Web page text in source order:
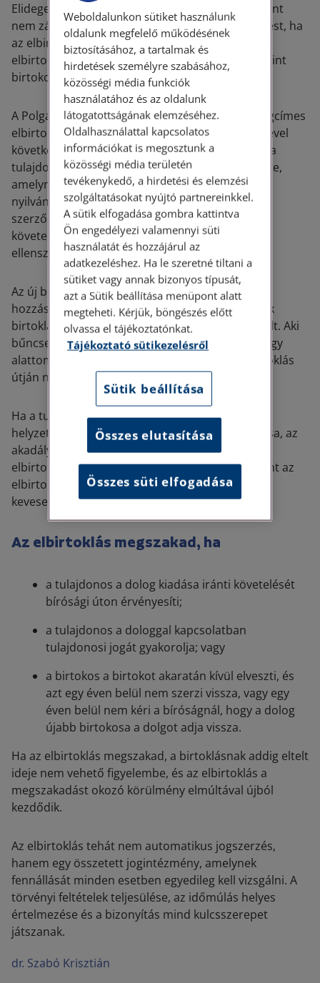
Elidegenítési és terhelési tilalom fennállása viszont
nem zárja ki az elbirtoklással való tulajdonszerzést, ha
az elbirtoklás feltételei egyébként fennállnak. Az
elbirtoklásra vonatkozó általános szabályok szerint
birtokolható el a dolog tulajdoni hányada is.
A Polgári törvénykönyv ismeri az úgynevezett jogcímes
elbirtoklás fogalmát is. Az elbirtoklás öt év elteltével
következik be, ha a birtokos az ingatlan birtokát a
tulajdonostól olyan írásbeli szerződéssel szerezte,
amelynek alapján a tulajdonjogának ingatlan-
nyilvántartási bejegyzését követelhetné, ha a
szerződés az ehhez megkívánt alakszerűségi
követelményeknek megfelelne, és a birtokos az
ellenszolgáltatást teljesítette.
Az új birtokos saját elbirtoklásának idejéhez
hozzászámíthatja azt az időt, amely jogelődjének
birtoklása idején már elbirtoklási időnek minősült. Aki
bűncselekménnyel vagy egyébként erőszakos vagy
alattomos úton jutott a dolog birtokához, elbirtoklás
útján nem szerez tulajdonjogot.
Ha a tulajdonos menthető okból nincs abban a
helyzetben, hogy tulajdonosi jogait gyakorolhassa, az
akadály megszűnésétől számított egy évig az
elbirtoklás akkor sem következik be, ha egyébként az
elbirtoklási idő már eltelt vagy abból egy évnél
kevesebb volna hátra.
Az elbirtoklás megszakad, ha
a tulajdonos a dolog kiadása iránti követelését
bírósági úton érvényesíti;
a tulajdonos a dologgal kapcsolatban
tulajdonosi jogát gyakorolja; vagy
a birtokos a birtokot akaratán kívül elveszti, és
azt egy éven belül nem szerzi vissza, vagy egy
éven belül nem kéri a bíróságnál, hogy a dolog
újabb birtokosa a dolgot adja vissza.
Ha az elbirtoklás megszakad, a birtoklásnak addig eltelt
ideje nem vehető figyelembe, és az elbirtoklás a
megszakadást okozó körülmény elmúltával újból
kezdődik.
Az elbirtoklás tehát nem automatikus jogszerzés,
hanem egy összetett jogintézmény, amelynek
fennállását minden esetben egyedileg kell vizsgálni. A
törvényi feltételek teljesülése, az időmúlás helyes
értelmezése és a bizonyítás mind kulcsszerepet
játszanak.
dr. Szabó Krisztián
Weboldalunkon sütiket használunk
oldalunk megfelelő működésének
biztosításához, a tartalmak és
hirdetések személyre szabásához,
közösségi média funkciók
használatához és az oldalunk
látogatottságának elemzéséhez.
Oldalhasználattal kapcsolatos
információkat is megosztunk a
közösségi média területén
tevékenykedő, a hirdetési és elemzési
szolgáltatásokat nyújtó partnereinkkel.
A sütik elfogadása gombra kattintva
Ön engedélyezi valamennyi süti
használatát és hozzájárul az
adatkezeléshez. Ha le szeretné tiltani a
sütiket vagy annak bizonyos típusát,
azt a Sütik beállítása menüpont alatt
megteheti. Kérjük, böngészés előtt
olvassa el tájékoztatónkat.
Tájékoztató sütikezelésről
Sütik beállítása
Összes elutasítása
Összes süti elfogadása